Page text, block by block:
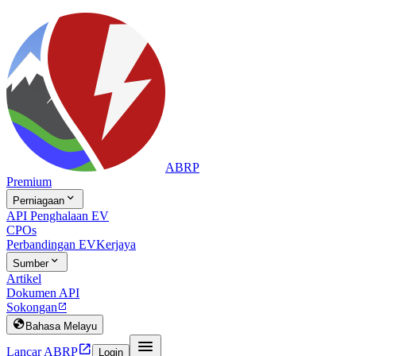
ABRP
Premium
Perniagaan 
API Penghalaan EV
CPOs
Perbandingan EVKerjaya
Sumber
Artikel
Dokumen API
Sokongan 
 Bahasa Melayu
Lancar ABRP Login 